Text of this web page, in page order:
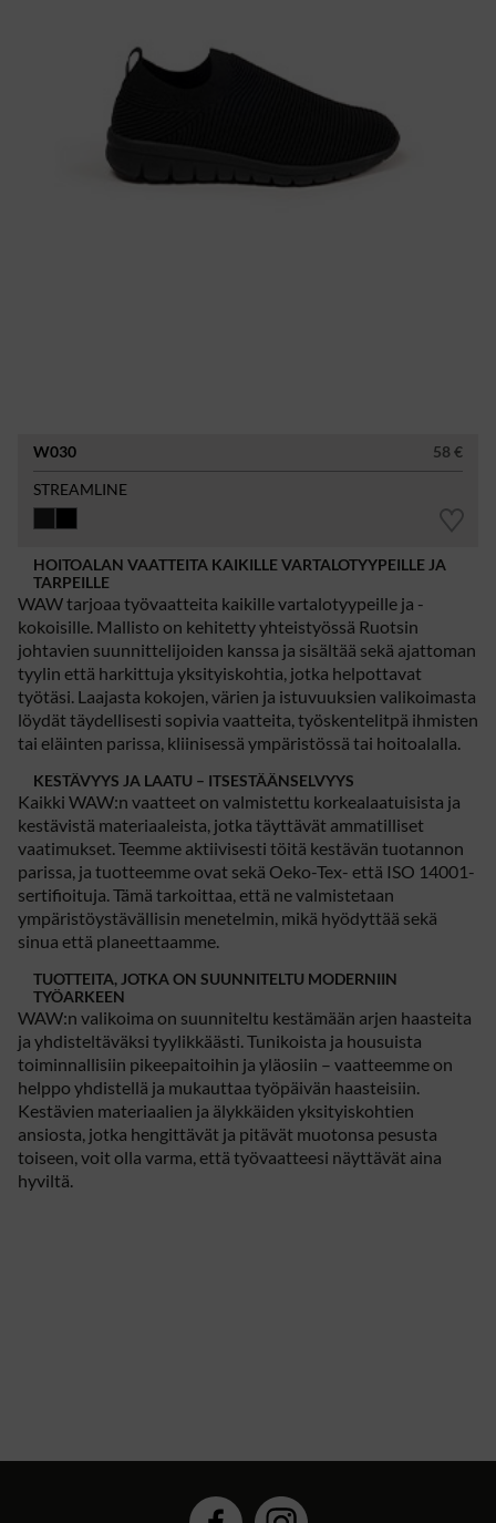
W030
58 €
STREAMLINE
HOITOALAN VAATTEITA KAIKILLE VARTALOTYYPEILLE JA
TARPEILLE
WAW tarjoaa työvaatteita kaikille vartalotyypeille ja -
kokoisille. Mallisto on kehitetty yhteistyössä Ruotsin
johtavien suunnittelijoiden kanssa ja sisältää sekä ajattoman
tyylin että harkittuja yksityiskohtia, jotka helpottavat
työtäsi. Laajasta kokojen, värien ja istuvuuksien valikoimasta
löydät täydellisesti sopivia vaatteita, työskentelitpä ihmisten
tai eläinten parissa, kliinisessä ympäristössä tai hoitoalalla.
KESTÄVYYS JA LAATU – ITSESTÄÄNSELVYYS
Kaikki WAW:n vaatteet on valmistettu korkealaatuisista ja
kestävistä materiaaleista, jotka täyttävät ammatilliset
vaatimukset. Teemme aktiivisesti töitä kestävän tuotannon
parissa, ja tuotteemme ovat sekä Oeko-Tex- että ISO 14001-
sertifioituja. Tämä tarkoittaa, että ne valmistetaan
ympäristöystävällisin menetelmin, mikä hyödyttää sekä
sinua että planeettaamme.
TUOTTEITA, JOTKA ON SUUNNITELTU MODERNIIN
TYÖARKEEN
WAW:n valikoima on suunniteltu kestämään arjen haasteita
ja yhdisteltäväksi tyylikkäästi. Tunikoista ja housuista
toiminnallisiin pikeepaitoihin ja yläosiin – vaatteemme on
helppo yhdistellä ja mukauttaa työpäivän haasteisiin.
Kestävien materiaalien ja älykkäiden yksityiskohtien
ansiosta, jotka hengittävät ja pitävät muotonsa pesusta
toiseen, voit olla varma, että työvaatteesi näyttävät aina
hyviltä.